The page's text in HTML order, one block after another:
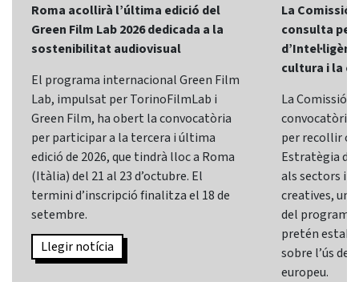
Roma acollirà l’última edició del
Green Film Lab 2026 dedicada a la
sostenibilitat audiovisual
El programa internacional Green Film
Lab, impulsat per TorinoFilmLab i
Green Film, ha obert la convocatòria
per participar a la tercera i última
edició de 2026, que tindrà lloc a Roma
(Itàlia) del 21 al 23 d’octubre. El
termini d’inscripció finalitza el 18 de
setembre.
Llegir notícia
La Comissió
consulta
cultura i la
La Comissió
convocatòria
per recollir
Estratègia
als sectors i
creatives,
del programa
pretén
sobre l’ús de
europeu.